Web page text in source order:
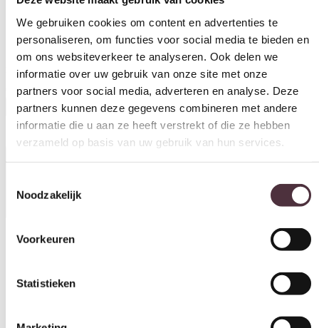
personaliseren, om functies voor social media te bieden en
om ons websiteverkeer te analyseren. Ook delen we
informatie over uw gebruik van onze site met onze
partners voor social media, adverteren en analyse. Deze
partners kunnen deze gegevens combineren met andere
informatie die u aan ze heeft verstrekt of die ze hebben
verzameld op basis van uw gebruik van hun services.
Toestemmingsselectie
Richmond interiors eetkamerstoel Madeline draaibaar met arm
mocca
389,00
In winkelwagen
Materiaal
Metaal, Stof
Mocca